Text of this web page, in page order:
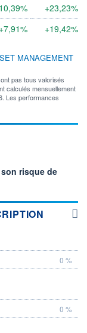
+23,23%
+7,91% +19,42%
MANAGEMENT
pas tous valorisés
calculés mensuellement
Les performances
risque de
0 %
0 %